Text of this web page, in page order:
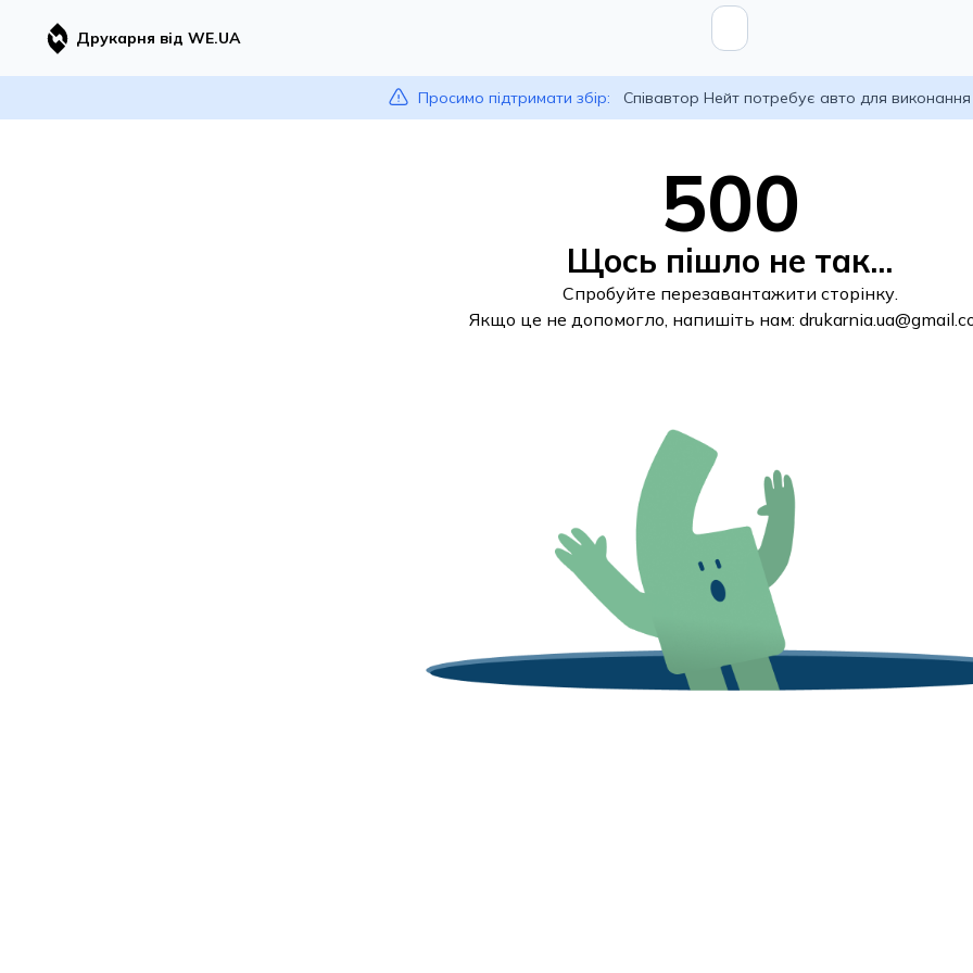
Друкарня від WE.UA
Просимо підтримати збір: Співавтор Нейт потребує авто для
500
Щось пішло не так...
Спробуйте перезавантажити сторінку.
Якщо це не допомогло, напишіть нам: